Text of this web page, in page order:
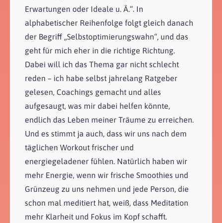
Erwartungen oder Ideale u. Ä.“. In
alphabetischer Reihenfolge folgt gleich danach
der Begriff „Selbstoptimierungswahn“, und das
geht für mich eher in die richtige Richtung.
Dabei will ich das Thema gar nicht schlecht
reden – ich habe selbst jahrelang Ratgeber
gelesen, Coachings gemacht und alles
aufgesaugt, was mir dabei helfen könnte,
endlich das Leben meiner Träume zu erreichen.
Und es stimmt ja auch, dass wir uns nach dem
täglichen Workout frischer und
energiegeladener fühlen. Natürlich haben wir
mehr Energie, wenn wir frische Smoothies und
Grünzeug zu uns nehmen und jede Person, die
schon mal meditiert hat, weiß, dass Meditation
mehr Klarheit und Fokus im Kopf schafft.